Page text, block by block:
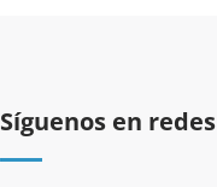
Síguenos en redes